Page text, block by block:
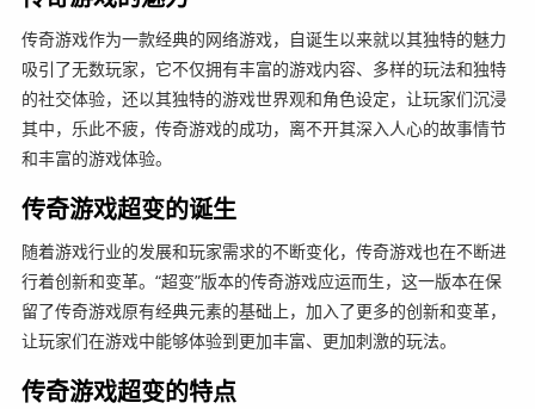
传奇游戏作为一款经典的网络游戏，自诞生以来就以其独特的魅力
吸引了无数玩家，它不仅拥有丰富的游戏内容、多样的玩法和独特
的社交体验，还以其独特的游戏世界观和角色设定，让玩家们沉浸
其中，乐此不疲，传奇游戏的成功，离不开其深入人心的故事情节
和丰富的游戏体验。
传奇游戏超变的诞生
随着游戏行业的发展和玩家需求的不断变化，传奇游戏也在不断进
行着创新和变革。“超变”版本的传奇游戏应运而生，这一版本在保
留了传奇游戏原有经典元素的基础上，加入了更多的创新和变革，
让玩家们在游戏中能够体验到更加丰富、更加刺激的玩法。
传奇游戏超变的特点